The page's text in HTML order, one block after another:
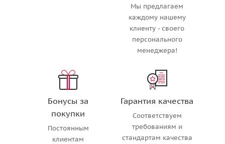
Мы предлагаем
каждому нашему
клиенту - своего
персонального
менеджера!
Бонусы за
покупки
Постоянным
клиентам
Гарантия качества
Соответствуем
требованиям и
стандартам качества